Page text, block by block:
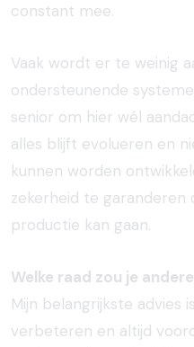
constant mee.
Vaak wordt er te weinig
ondersteunende
senior om hier wél
alles blijft evolueren en
kunnen worden
zekerheid te
productie kan gaan.
Welke raad zou je
Mijn belangrijkste advies
verbeteren en altijd